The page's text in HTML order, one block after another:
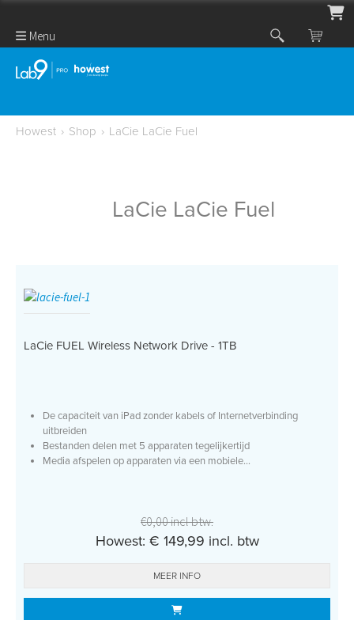
Menu
Howest › Shop › LaCie LaCie Fuel
LaCie LaCie Fuel
LaCie FUEL Wireless Network Drive - 1TB
De capaciteit van iPad zonder kabels of Internetverbinding
uitbreiden
Bestanden delen met 5 apparaten tegelijkertijd
Media afspelen op apparaten via een mobiele...
€0,00 incl btw.
Howest: € 149,99 incl. btw
MEER INFO